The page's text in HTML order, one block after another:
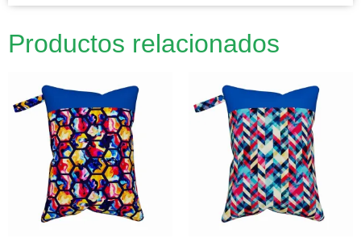
Productos relacionados